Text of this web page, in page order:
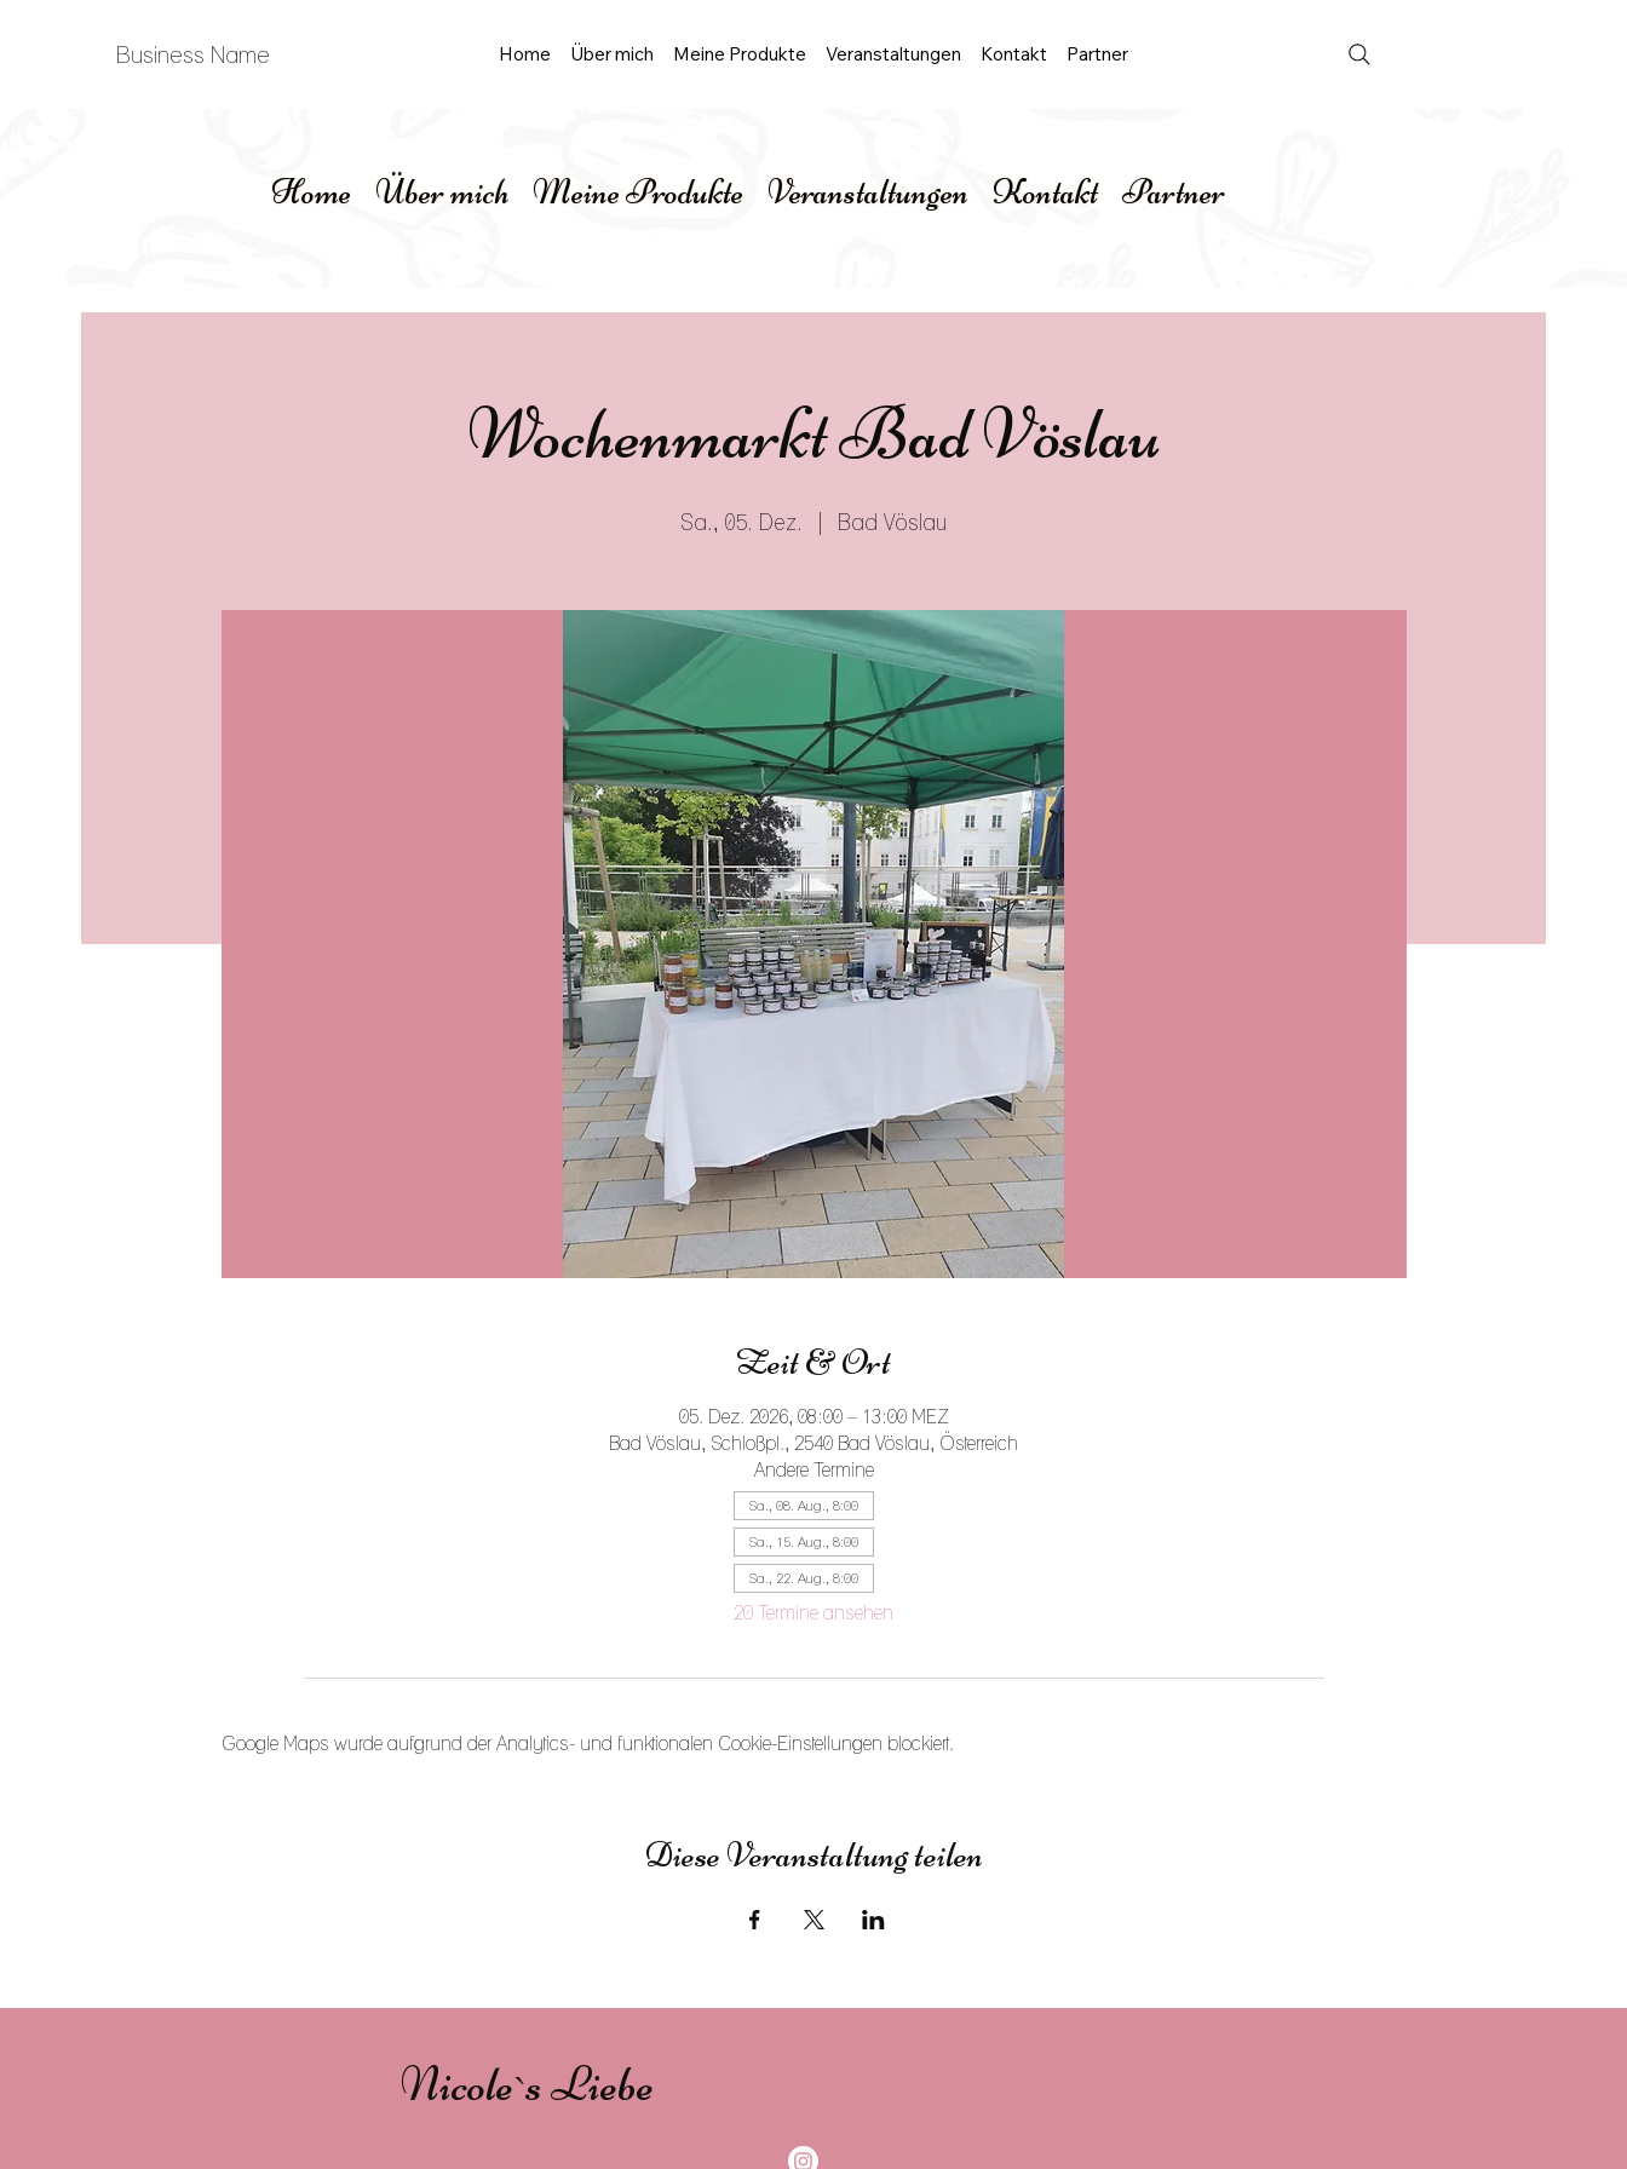
Business Name Home Über mich Meine Produkte Veranstaltungen Kontakt Partner
Home Über mich Meine Produkte Veranstaltungen Kontakt Partner
Wochenmarkt Bad Vöslau
Sa., 05. Dez. Bad Vöslau
Zeit & Ort
05. Dez. 2026, 08:00 – 13:00 MEZ
Bad Vöslau, Schloßpl., 2540 Bad Vöslau, Österreich
Andere Termine
Sa., 08. Aug., 8:00
Sa., 15. Aug., 8:00
Sa., 22. Aug., 8:00
20 Termine ansehen
Google Maps wurde aufgrund der Analytics- und funktionalen Cookie-Einstellungen blockiert.
Diese Veranstaltung teilen
Nicole`s Liebe